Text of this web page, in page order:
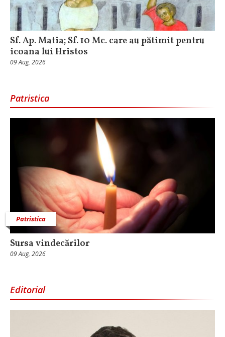
Sf. Ap. Matia; Sf. 10 Mc. care au pătimit pentru
icoana lui Hristos
09 Aug, 2026
Patristica
Patristica
Sursa vindecărilor
09 Aug, 2026
Editorial